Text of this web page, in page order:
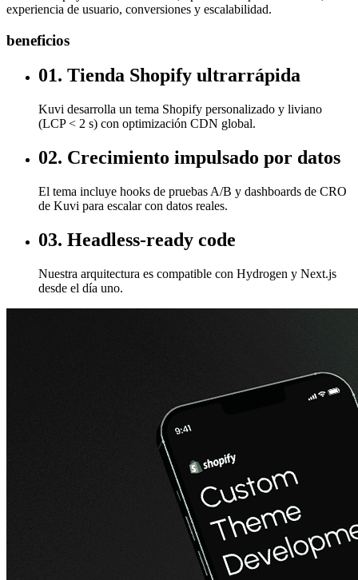
experiencia de usuario, conversiones y escalabilidad.
beneficios
01. Tienda Shopify ultrarrápida
Kuvi desarrolla un tema Shopify personalizado y liviano
(LCP < 2 s) con optimización CDN global.
02. Crecimiento impulsado por datos
El tema incluye hooks de pruebas A/B y dashboards de CRO
de Kuvi para escalar con datos reales.
03. Headless-ready code
Nuestra arquitectura es compatible con Hydrogen y Next.js
desde el día uno.